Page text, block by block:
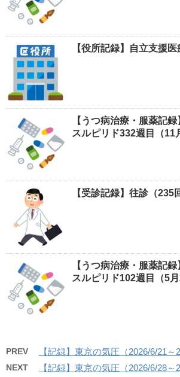
【役所記録】自立支援医
【うつ病治療・服薬記
スルピリド332週目（11
【受診記録】往診（235
【うつ病治療・服薬記
スルピリド102週目（5
PREV 【記録】東京の気圧（2026/6/21～
NEXT 【記録】東京の気圧（2026/6/28～